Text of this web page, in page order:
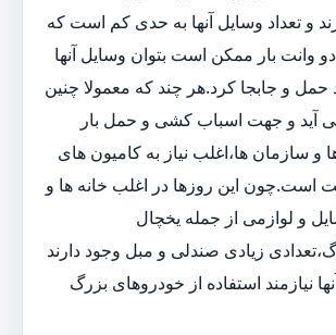
و تعداد وسایل آنها به حدی کم است که
دو وانت بار ممکن است بتوان وسایل آنها
حمل و جابجا کرد.هر چند که معمولا چنین
آید و جهت اسباب کشی و حمل بار
سازمان ها،اغلب نیاز به کامیون های
است.چون این روزها در اغلب خانه ها و
و لوازمی از جمله یخچال
زیادی صندلی و مبل وجود دارند
نیازمند استفاده از خودروهای بزرگ